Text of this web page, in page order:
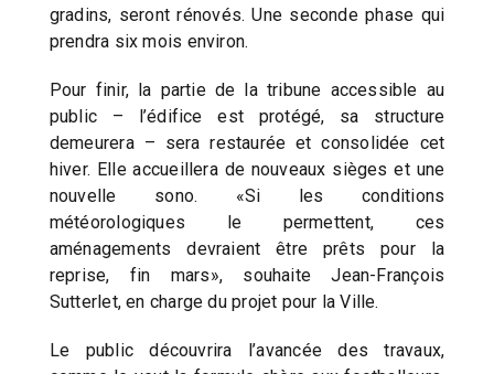
gradins, seront rénovés. Une seconde phase qui
prendra six mois environ.
Pour finir, la partie de la tribune accessible au
public – l’édifice est protégé, sa structure
demeurera – sera restaurée et consolidée cet
hiver. Elle accueillera de nouveaux sièges et une
nouvelle sono. «Si les conditions
météorologiques le permettent, ces
aménagements devraient être prêts pour la
reprise, fin mars», souhaite Jean-François
Sutterlet, en charge du projet pour la Ville.
Le public découvrira l’avancée des travaux,